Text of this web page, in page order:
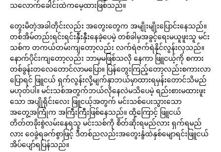
သလောက်ခေါင်းထဲကမေ့ထားဖြစ်သည်။
တွေးမိတဲ့အခါတိုင်းလည်း အတွေးတွေက အမျိုးမျိုးပြောင်းနေသည်။
တစ်အိမ်တည်းရင်းရင်းနှီးနှီးနေခဲ့ပေမဲ့ တစ်ခါမှအခွင့်ရေးမယူဖူးသူ မင်း
သစ်က တကယ်တမ်းကျတော့လည်း လက်ရဲဇက်ရဲနိုင်လွန်းလှသည်။
နောက်ပိုင်းကျတော့လည်း ဘာမှမဖြစ်သလို နေကာ ဖြူငယ့်ကို စကား
တစ်ခွန်းတလေတောင်လာမပြော။ ပြန်တွေးကြည့်တော့လည်းစကားလာ
ပြောရင် ဖြူငယ် ရှက်လွန်းလို့မျက်နှာဘယ်မှာထားရမှန်းတောင်သိမည်
မဟုတ်ပါ။ မင်းသစ်အတွက်ဘယ်လိုနေလဲမသိပေမဲ့ ရည်းစားမထားဖူး
သော အပျိုရိုင်းလေး ဖြူငယ့်အတွက် မင်းသစ်ပေးသွားသော
အတွေ့အကြုံက အကြီးကြီးဖြစ်နေသည်။ ထို့ကြောင့် ဖြူငယ်
တိတ်တခိုးစွဲလမ်းနေရသူ မင်းသစ်ကို စိတ်ဆိုးရမည်လား ရှက်ရမည်
လား ဝေခွဲရခက်စွာဖြင့် ဒီတစ်ညလည်းအတွေးနွံထဲနှစ်မျောရင်းဖြူငယ်
အိပ်ပျော်ရပြန်သည်။